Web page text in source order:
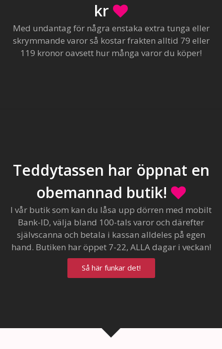
kr
Med undantag för några enstaka extra tunga eller
skrymmande varor så kostar frakten alltid 79 eller
119 kronor oavsett hur många varor du köper!
Teddytassen har öppnat en
obemannad butik!
I vår butik som kan du låsa upp dörren med mobilt
Bank-ID, välja bland 100-tals varor och därefter
självscanna och betala i kassan alldeles på egen
hand. Butiken har öppet 7-22, ALLA dagar i veckan!
Så här funkar det!